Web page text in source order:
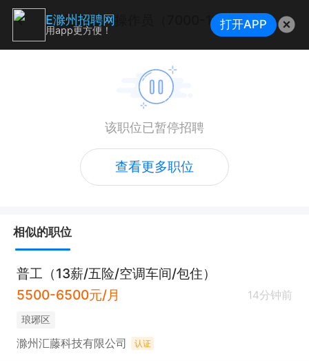
包装生产操作员（7000-11000+五险一金）
该职位已暂停招聘
查看更多职位
相似的职位
普工（13薪/五险/空调车间/包住）
5500-6500元/月
14分钟前
琅琊区
滁州汇藤科技有限公司 认证
E滁州招聘网
用app更方便！ 打开APP